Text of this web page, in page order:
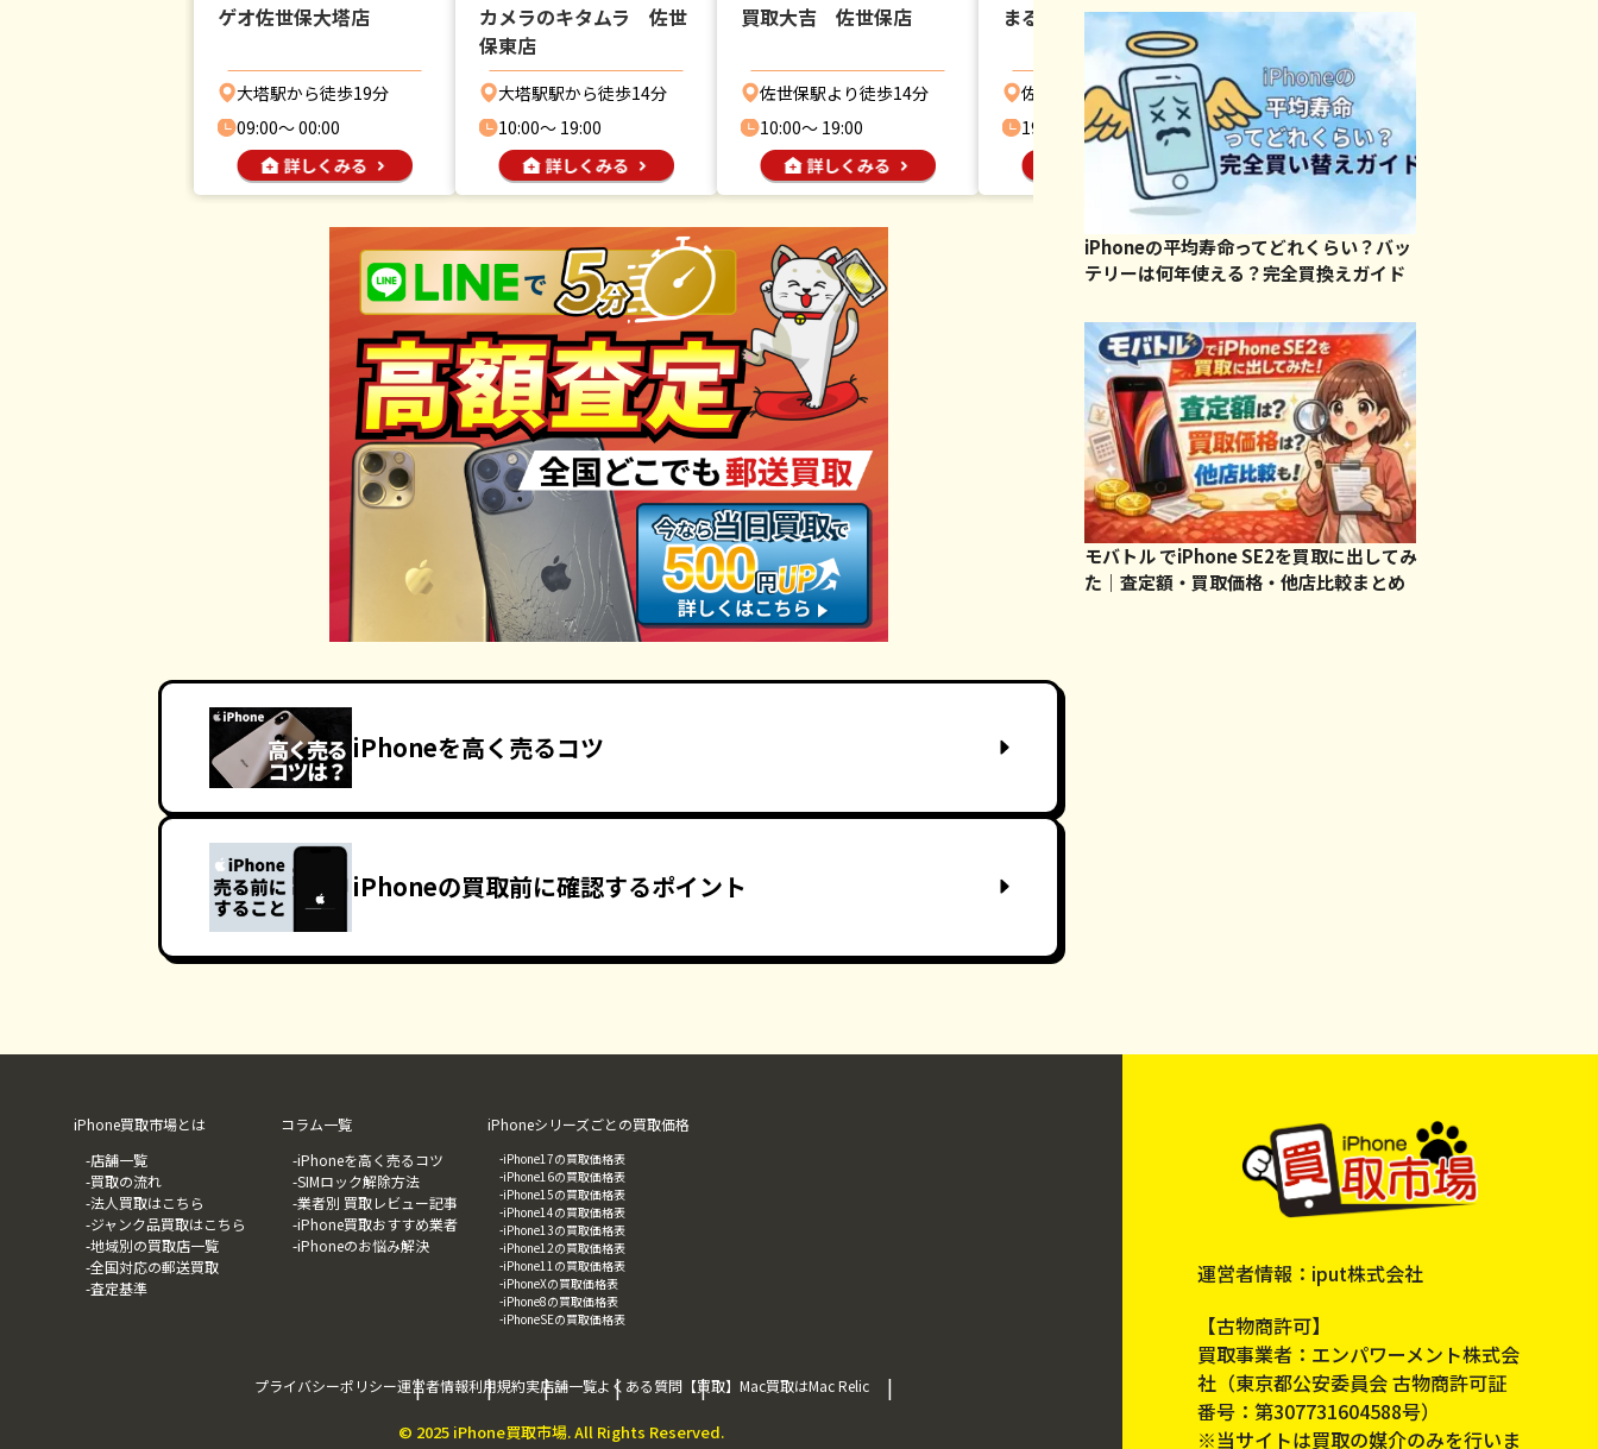
ゲオ佐世保大塔店
大塔駅から徒歩19分
09:00〜 00:00
カメラのキタムラ 佐世
保東店
大塔駅駅から徒歩14分
10:00〜 19:00
買取大吉 佐世保店
佐世保駅より徒歩14分
10:00〜 19:00
まるこま質店
佐世保駅から徒歩4分
19:00〜 18:00
BOOKOFF SUPER
BAZAAR アクロスプラザ
佐世保店
日宇駅から徒歩28分
10:00〜 21:00
iPhoneを高く売るコツ
iPhoneの買取前に確認するポイント
iPhoneの平均寿命ってどれくらい？バッ
テリーは何年使える？完全買換えガイド
モバトル でiPhone SE2を買取に出してみ
た｜査定額・買取価格・他店比較まとめ
iPhone買取市場とは
-店舗一覧
-買取の流れ
-法人買取はこちら
-ジャンク品買取はこちら
-地域別の買取店一覧
-全国対応の郵送買取
-査定基準
コラム一覧
-iPhoneを高く売るコツ
-SIMロック解除方法
-業者別 買取レビュー記事
-iPhone買取おすすめ業者
-iPhoneのお悩み解決
iPhoneシリーズごとの買取価格
-iPhone17の買取価格表
-iPhone16の買取価格表
-iPhone15の買取価格表
-iPhone14の買取価格表
-iPhone13の買取価格表
-iPhone12の買取価格表
-iPhone11の買取価格表
-iPhoneXの買取価格表
-iPhone8の買取価格表
-iPhoneSEの買取価格表
プライバシーポリシー運営者情報利用規約実店舗一覧よくある質問【買取】Mac買取はMac Relic
© 2025 iPhone買取市場. All Rights Reserved.
運営者情報：iput株式会社
【古物商許可】
買取事業者：エンパワーメント株式会
社（東京都公安委員会 古物商許可証
番号：第307731604588号）
※当サイトは買取の媒介のみを行いま